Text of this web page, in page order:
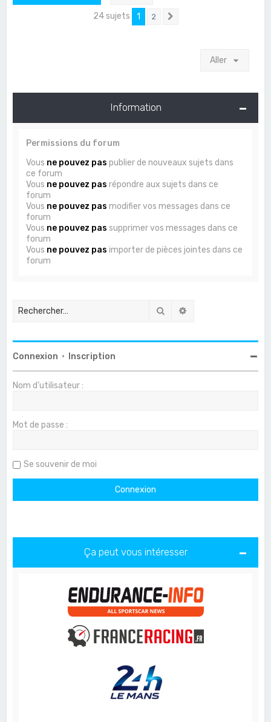
24 sujets 1 2
Aller
Information
Permissions du forum
Vous ne pouvez pas publier de nouveaux sujets dans
ce forum
Vous ne pouvez pas répondre aux sujets dans ce
forum
Vous ne pouvez pas modifier vos messages dans ce
forum
Vous ne pouvez pas supprimer vos messages dans ce
forum
Vous ne pouvez pas importer de pièces jointes dans ce
forum
Rechercher
Connexion • Inscription
Nom d’utilisateur :
Mot de passe :
Se souvenir de moi
Ça peut vous intéresser